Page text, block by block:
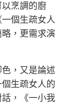
烹調的廚
個生疏女人
，更需求演
，又是論述
生疏女人的
，《一小我